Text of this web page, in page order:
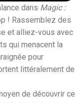
dans Magic :
! Rassemblez des
et alliez-vous avec
qui menacent la
pour
littéralement de
de découvrir ce